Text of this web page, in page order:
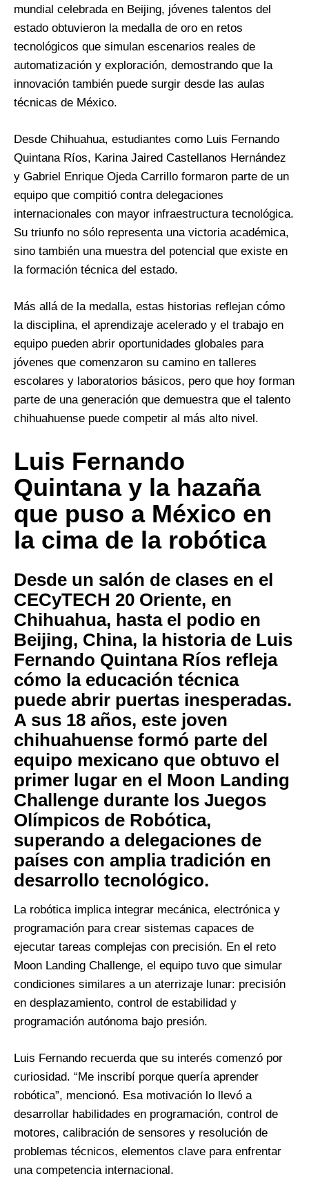
mundial celebrada en Beijing, jóvenes talentos del
estado obtuvieron la medalla de oro en retos
tecnológicos que simulan escenarios reales de
automatización y exploración, demostrando que la
innovación también puede surgir desde las aulas
técnicas de México.
Desde Chihuahua, estudiantes como Luis Fernando
Quintana Ríos, Karina Jaired Castellanos Hernández
y Gabriel Enrique Ojeda Carrillo formaron parte de un
equipo que compitió contra delegaciones
internacionales con mayor infraestructura tecnológica.
Su triunfo no sólo representa una victoria académica,
sino también una muestra del potencial que existe en
la formación técnica del estado.
Más allá de la medalla, estas historias reflejan cómo
la disciplina, el aprendizaje acelerado y el trabajo en
equipo pueden abrir oportunidades globales para
jóvenes que comenzaron su camino en talleres
escolares y laboratorios básicos, pero que hoy forman
parte de una generación que demuestra que el talento
chihuahuense puede competir al más alto nivel.
Luis Fernando
Quintana y la hazaña
que puso a México en
la cima de la robótica
Desde un salón de clases en el
CECyTECH 20 Oriente, en
Chihuahua, hasta el podio en
Beijing, China, la historia de Luis
Fernando Quintana Ríos refleja
cómo la educación técnica
puede abrir puertas inesperadas.
A sus 18 años, este joven
chihuahuense formó parte del
equipo mexicano que obtuvo el
primer lugar en el Moon Landing
Challenge durante los Juegos
Olímpicos de Robótica,
superando a delegaciones de
países con amplia tradición en
desarrollo tecnológico.
La robótica implica integrar mecánica, electrónica y
programación para crear sistemas capaces de
ejecutar tareas complejas con precisión. En el reto
Moon Landing Challenge, el equipo tuvo que simular
condiciones similares a un aterrizaje lunar: precisión
en desplazamiento, control de estabilidad y
programación autónoma bajo presión.
Luis Fernando recuerda que su interés comenzó por
curiosidad. “Me inscribí porque quería aprender
robótica”, mencionó. Esa motivación lo llevó a
desarrollar habilidades en programación, control de
motores, calibración de sensores y resolución de
problemas técnicos, elementos clave para enfrentar
una competencia internacional.